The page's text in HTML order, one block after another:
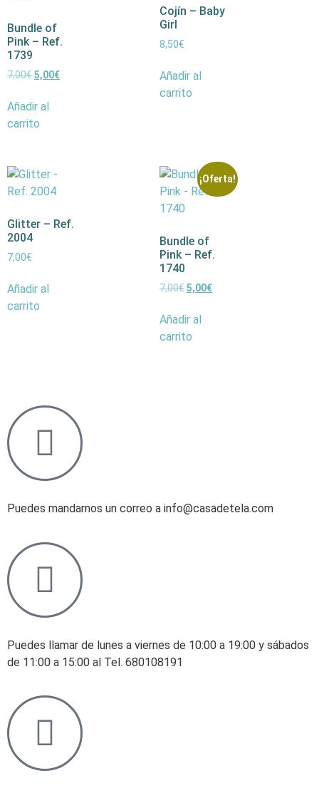
Bundle of
Pink – Ref.
1739
7,00€5,00€
Añadir al
carrito
Cojín – Baby
Girl
8,50€
Añadir al
carrito
Glitter – Ref.
2004
7,00€
Añadir al
carrito
¡Oferta!
Bundle of
Pink – Ref.
1740
7,00€5,00€
Añadir al
carrito
Puedes mandarnos un correo a info@casadetela.com
Puedes llamar de lunes a viernes de 10:00 a 19:00 y sábados
de 11:00 a 15:00 al Tel. 680108191